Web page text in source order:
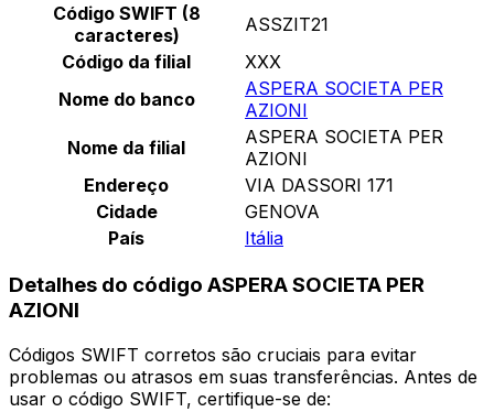
Código SWIFT (8
caracteres)
ASSZIT21
Código da filial
XXX
Nome do banco
ASPERA SOCIETA PER
AZIONI
Nome da filial
ASPERA SOCIETA PER
AZIONI
Endereço
VIA DASSORI 171
Cidade
GENOVA
País
Itália
Detalhes do código ASPERA SOCIETA PER
AZIONI
Códigos SWIFT corretos são cruciais para evitar
problemas ou atrasos em suas transferências. Antes de
usar o código SWIFT, certifique-se de: